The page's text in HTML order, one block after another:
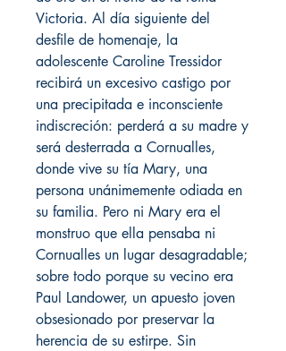
Victoria. Al día siguiente del
desfile de homenaje, la
adolescente Caroline Tressidor
recibirá un excesivo castigo por
una precipitada e inconsciente
indiscreción: perderá a su madre y
será desterrada a Cornualles,
donde vive su tía Mary, una
persona unánimemente odiada en
su familia. Pero ni Mary era el
monstruo que ella pensaba ni
Cornualles un lugar desagradable;
sobre todo porque su vecino era
Paul Landower, un apuesto joven
obsesionado por preservar la
herencia de su estirpe. Sin